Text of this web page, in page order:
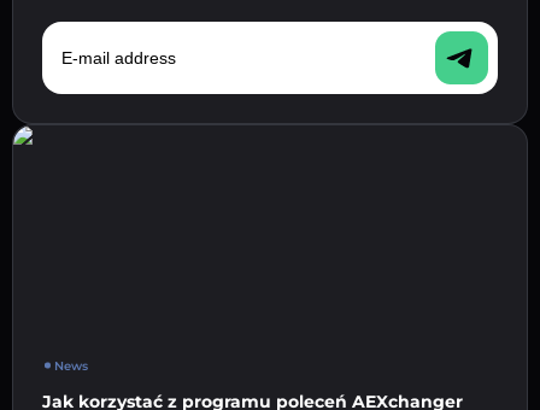
E-mail address
News
Jak korzystać z programu poleceń AEXchanger